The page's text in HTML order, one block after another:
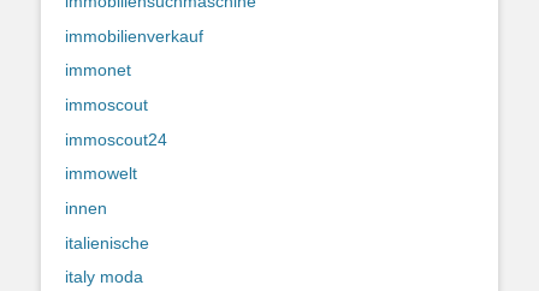
immobilienverkauf
immonet
immoscout
immoscout24
immowelt
innen
italienische
italy moda